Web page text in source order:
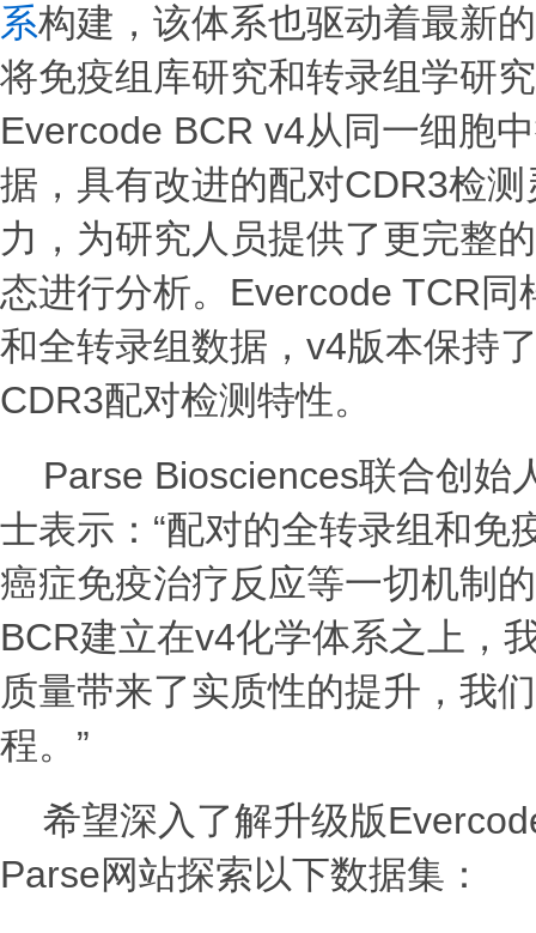
系构建，该体系也驱动着最新
将免疫组库研究和转录组学研
Evercode BCR v4从同一细胞
据，具有改进的配对CDR3检
力，为研究人员提供了更完整
态进行分析。Evercode TCR
和全转录组数据，v4版本保持
CDR3配对检测特性。
Parse Biosciences联合创始
士表示：“配对的全转录组和免
癌症免疫治疗反应等一切机制
BCR建立在v4化学体系之上，
质量带来了实质性的提升，我
程。”
希望深入了解升级版
Parse网站探索以下数据集：